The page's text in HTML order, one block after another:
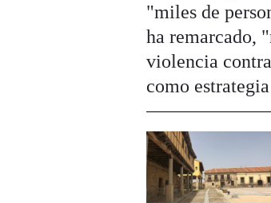
"miles de
ha remarcado,
violencia
como